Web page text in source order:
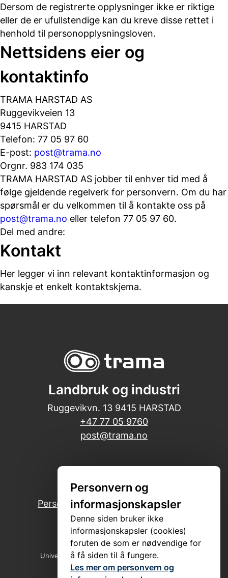
Dersom de registrerte opplysninger ikke er riktige
eller de er ufullstendige kan du kreve disse rettet i
henhold til personopplysningsloven.
Nettsidens eier og
kontaktinfo
TRAMA HARSTAD AS
Ruggevikveien 13
9415 HARSTAD
Telefon: 77 05 97 60
E-post: post@trama.no
Orgnr. 983 174 035
TRAMA HARSTAD AS jobber til enhver tid med å
følge gjeldende regelverk for personvern. Om du har
spørsmål er du velkommen til å kontakte oss på
post@trama.no eller telefon 77 05 97 60.
Del med andre:
Facebook
Twitter
LinkedIn
E-
post
Kontakt
Her legger vi inn relevant kontaktinformasjon og
kanskje et enkelt kontaktskjema.
Landbruk og industri
Ruggevikvn. 13 9415 HARSTAD
+47 77 05 9760
post@trama.no
Personvern og informasjonskapsler
Åpenhetsloven Trama
Personvern og
informasjonskapsler
Denne siden bruker ikke
informasjonskapsler (cookies)
foruten de som er nødvendige for
å få siden til å fungere.
Les mer om personvern og
Universelt utformet nettside fra Digitalt Byrå